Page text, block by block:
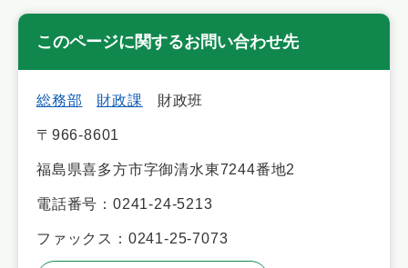
このページに関するお問い合わせ先
総務部 財政課 財政班
〒966-8601
福島県喜多方市字御清水東7244番地2
電話番号：0241-24-5213
ファックス：0241-25-7073